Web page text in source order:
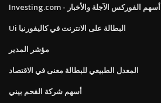
Investing.com - أسهم الفوركس الآجلة والأخبار
Ui البطالة على الانترنت في كاليفورنيا
مؤشر المدير
المعدل الطبيعي للبطالة معنى في الاقتصاد
أسهم شركة الفحم بيني